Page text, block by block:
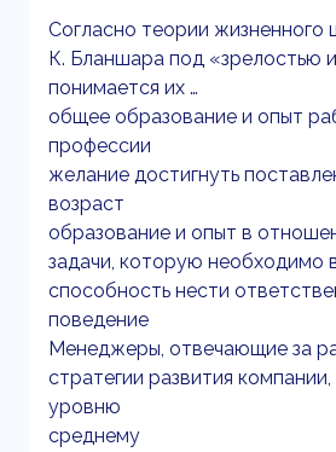
Согласно теории жизненного
К. Бланшара под «зрелостью
понимается их …
общее образование и опыт
профессии
желание достигнуть
возраст
образование и опыт в
задачи, которую необходимо
способность нести
поведение
Менеджеры, отвечающие за
стратегии развития компании,
уровню
среднему